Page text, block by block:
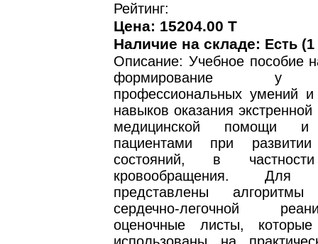
Рейтинг:
Цена: 15204.00 T
Наличие на складе: Есть
Описание: Учебное пособие
формирование у
профессиональных умений и
навыков оказания
медицинской помощи
пациентами при развитии
состояний, в
кровообращения. Для
представлены алгоритмы
сердечно-легочной
оценочные листы,